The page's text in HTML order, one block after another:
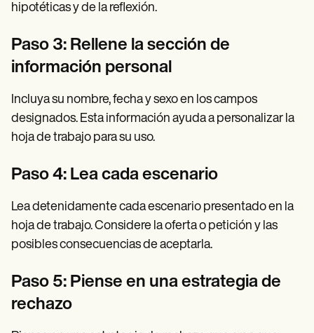
hipotéticas y de la reflexión.
Paso 3: Rellene la sección de
información personal
Incluya su nombre, fecha y sexo en los campos
designados. Esta información ayuda a personalizar la
hoja de trabajo para su uso.
Paso 4: Lea cada escenario
Lea detenidamente cada escenario presentado en la
hoja de trabajo. Considere la oferta o petición y las
posibles consecuencias de aceptarla.
Paso 5: Piense en una estrategia de
rechazo